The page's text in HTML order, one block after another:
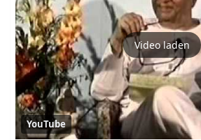
Video laden
YouTube